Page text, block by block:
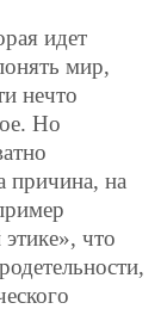
идет
мир,
нечто
Но
причина, на
что